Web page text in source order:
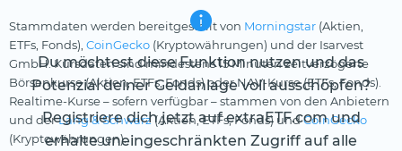
Du möchtest diese Funktion nutzen und das
Potenzial deiner Geldanlage voll ausschöpfen?
Registriere dich jetzt auf extraETF.com und
erhalte uneingeschränkten Zugriff auf alle
Stammdaten werden bereitgestellt von Morningstar (Aktien,
ETFs, Fonds), CoinGecko (Kryptowährungen) und der Isarvest
GmbH. Kursdaten sind mindestens 15 Minuten zeitverzögerte
Börsenkurse (Aktien, ETFs, Fonds) oder NAV-Kurse (ETFs, Fonds).
Realtime-Kurse – sofern verfügbar – stammen von den Anbietern
und derLang & Schwarz(Aktien, ETFs, Fonds) undCoinGecko
(Kryptowährungen).